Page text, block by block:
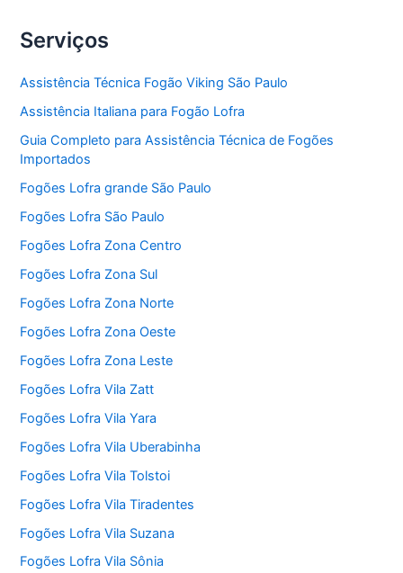
Serviços
Assistência Técnica Fogão Viking São Paulo
Assistência Italiana para Fogão Lofra
Guia Completo para Assistência Técnica de Fogões
Importados
Fogões Lofra grande São Paulo
Fogões Lofra São Paulo
Fogões Lofra Zona Centro
Fogões Lofra Zona Sul
Fogões Lofra Zona Norte
Fogões Lofra Zona Oeste
Fogões Lofra Zona Leste
Fogões Lofra Vila Zatt
Fogões Lofra Vila Yara
Fogões Lofra Vila Uberabinha
Fogões Lofra Vila Tolstoi
Fogões Lofra Vila Tiradentes
Fogões Lofra Vila Suzana
Fogões Lofra Vila Sônia